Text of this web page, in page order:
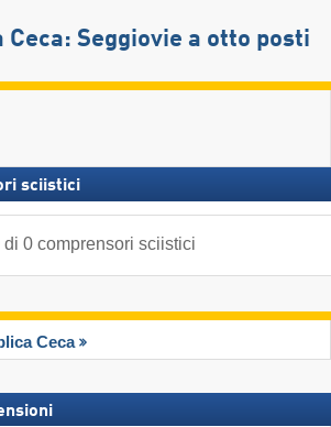
Ceca: Seggiovie a otto posti
sciistici
di 0 comprensori sciistici
Ceca